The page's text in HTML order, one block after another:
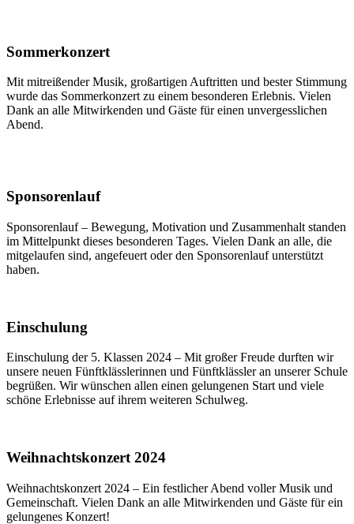
Sommerkonzert
Mit mitreißender Musik, großartigen Auftritten und bester Stimmung
wurde das Sommerkonzert zu einem besonderen Erlebnis. Vielen
Dank an alle Mitwirkenden und Gäste für einen unvergesslichen
Abend.
Sponsorenlauf
Sponsorenlauf – Bewegung, Motivation und Zusammenhalt standen
im Mittelpunkt dieses besonderen Tages. Vielen Dank an alle, die
mitgelaufen sind, angefeuert oder den Sponsorenlauf unterstützt
haben.
Einschulung
Einschulung der 5. Klassen 2024 – Mit großer Freude durften wir
unsere neuen Fünftklässlerinnen und Fünftklässler an unserer Schule
begrüßen. Wir wünschen allen einen gelungenen Start und viele
schöne Erlebnisse auf ihrem weiteren Schulweg.
Weihnachtskonzert 2024
Weihnachtskonzert 2024 – Ein festlicher Abend voller Musik und
Gemeinschaft. Vielen Dank an alle Mitwirkenden und Gäste für ein
gelungenes Konzert!